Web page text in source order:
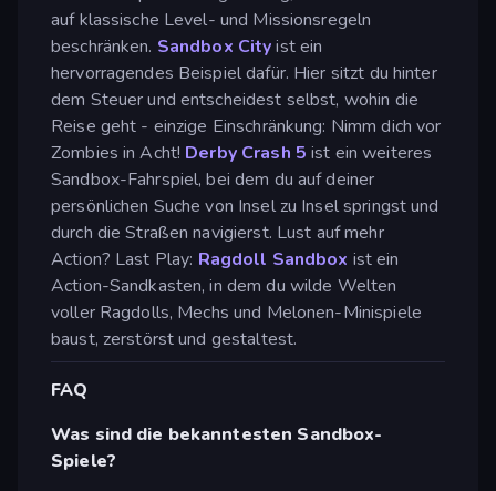
auf klassische Level- und Missionsregeln
beschränken. Sandbox Cityist ein
hervorragendes Beispiel dafür. Hier sitzt du hinter
dem Steuer und entscheidest selbst, wohin die
Reise geht - einzige Einschränkung: Nimm dich vor
Zombies in Acht! Derby Crash 5ist ein weiteres
Sandbox-Fahrspiel, bei dem du auf deiner
persönlichen Suche von Insel zu Insel springst und
durch die Straßen navigierst. Lust auf mehr
Action? Last Play: Ragdoll Sandbox ist ein
Action-Sandkasten, in dem du wilde Welten
voller Ragdolls, Mechs und Melonen-Minispiele
baust, zerstörst und gestaltest.
FAQ
Was sind die bekanntesten Sandbox-
Spiele?